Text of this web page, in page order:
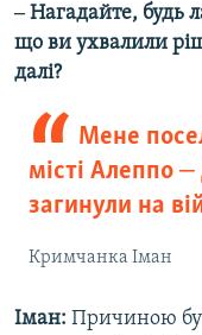
‒ Нагадайте, будь
що ви ухвалили
далі?
Мене
місті Алеппо ‒
загинули на
Кримчанка Іман
Іман: Причиною